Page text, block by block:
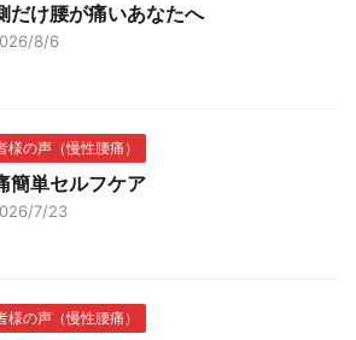
だけ腰が痛いあなたへ
8/6
様の声（慢性腰痛）
簡単セルフケア
7/23
様の声（慢性腰痛）